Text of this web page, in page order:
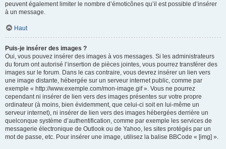
peuvent également limiter le nombre d’émoticônes qu’il est possible d’insérer
à un message.
Haut
Puis-je insérer des images ?
Oui, vous pouvez insérer des images à vos messages. Si les administrateurs
du forum ont autorisé l’insertion de pièces jointes, vous pourrez transférer des
images sur le forum. Dans le cas contraire, vous devrez insérer un lien vers
une image distante, hébergée sur un serveur internet public, comme par
exemple « http://www.exemple.com/mon-image.gif ». Vous ne pourrez
cependant ni insérer de lien vers des images présentes sur votre propre
ordinateur (à moins, bien évidemment, que celui-ci soit en lui-même un
serveur internet), ni insérer de lien vers des images hébergées derrière un
quelconque système d’authentification, comme par exemple les services de
messagerie électronique de Outlook ou de Yahoo, les sites protégés par un
mot de passe, etc. Pour insérer une image, utilisez la balise BBCode « [img] ».